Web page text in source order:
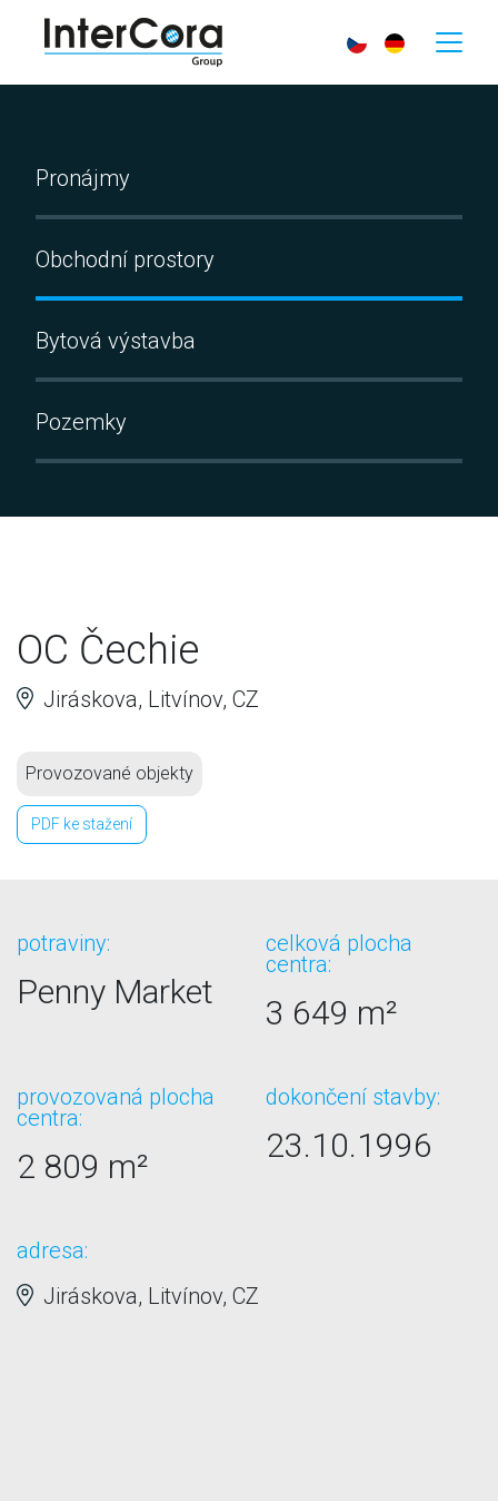
Pronájmy
Obchodní prostory
Bytová výstavba
Pozemky
OC Čechie
Jiráskova, Litvínov, CZ
Provozované objekty
PDF ke stažení
potraviny:
Penny Market
celková plocha
centra:
3 649 m²
provozovaná plocha
centra:
2 809 m²
dokončení stavby:
23.10.1996
adresa:
Jiráskova, Litvínov, CZ